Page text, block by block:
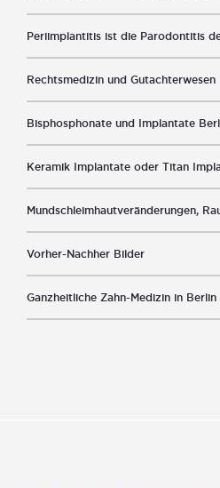
Periimplantitis ist die Parodontitis
Rechtsmedizin und Gutachterwesen
Bisphosphonate und Implantate
Keramik Implantate oder Titan
Mundschleimhautveränderungen,
Vorher-Nachher Bilder
Ganzheitliche Zahn-Medizin in Berlin